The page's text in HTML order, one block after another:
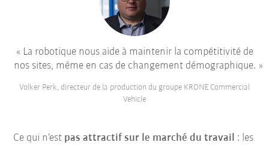
La robotique nous aide à maintenir la compétitivité de
nos sites, même en cas de changement démographique.
Volker Perk, directeur de la production du groupe KRONE Commercial
Vehicle
Ce qui n’est pas attractif sur le marché du travail : les